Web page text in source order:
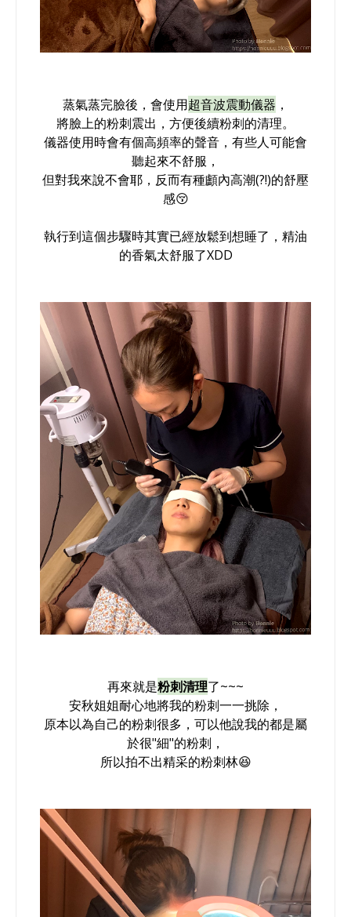
蒸氣蒸完臉後，會使用超音波震動儀器 ，
將臉上的粉刺震出，方便後續粉刺的清理。
儀器使用時會有個高頻率的聲音，有些人可能會
聽起來不舒服，
但對我來說不會耶，反而有種顱內高潮(?!)的舒壓
感😚
執行到這個步驟時其實已經放鬆到想睡了，精油
的香氣太舒服了XDD
再來就是粉刺清理了~~~
安秋姐姐耐心地將我的粉刺一一挑除，
原本以為自己的粉刺很多，可以他說我的都是屬
於很"細"的粉刺，
所以拍不出精采的粉刺林😆